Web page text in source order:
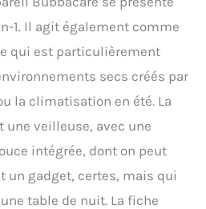
1. Il agit également comme
qui est particulièrement
secs créés par
la climatisation en été. La
veilleuse, avec une
intégrée, dont on peut
un gadget, certes, mais qui
table de nuit. La fiche